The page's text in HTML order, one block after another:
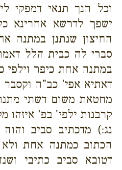
וכל הנך תנאי דמפקי
ישפך לדרשא אחרינא
החיצון שנתנן במתנה
סברי לה כבית הלל
במתנה אחת כיפר וילפי
דאתיא אפי' כב"ה וקסבר
מחטאת משום דשתי
קרבנות ילפי' בפ' איזהו
נג:) מדכתיב סביב
הכתוב כמתנה אחת
דטובא סביב כתיבי